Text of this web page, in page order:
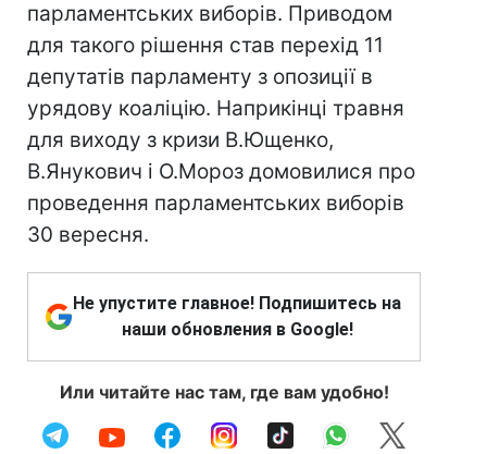
парламентських виборів. Приводом
для такого рішення став перехід 11
депутатів парламенту з опозиції в
урядову коаліцію. Наприкінці травня
для виходу з кризи В.Ющенко,
В.Янукович і О.Мороз домовилися про
проведення парламентських виборів
30 вересня.
Не упустите главное! Подпишитесь на
наши обновления в Google!
Или читайте нас там, где вам удобно!